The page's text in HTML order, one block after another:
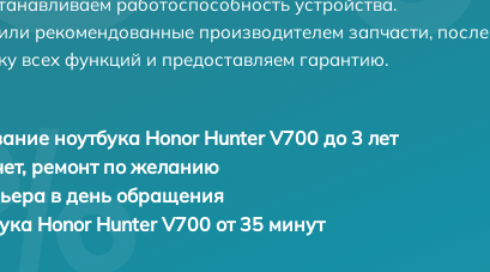
рекомендованные производителем запчасти, после
всех функций и предоставляем гарантию.
ноутбука Honor Hunter V700 до 3 лет
ремонт по желанию
в день обращения
Honor Hunter V700 от 35 минут